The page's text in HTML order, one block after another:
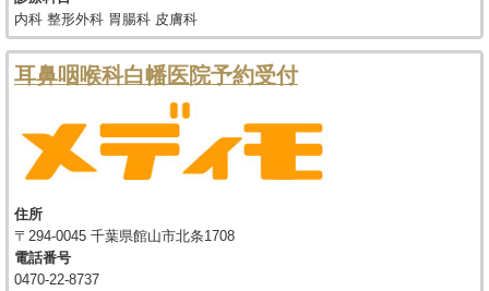
内科 整形外科 胃腸科 皮膚科
耳鼻咽喉科白幡医院予約受付
住所
〒294-0045 千葉県館山市北条1708
電話番号
0470-22-8737